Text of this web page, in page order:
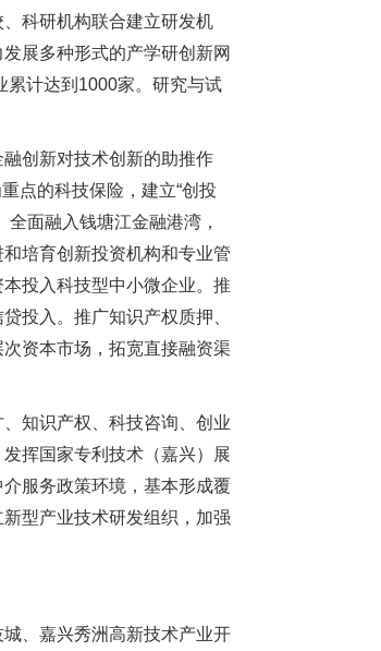
科研机构联合建立研发机
展多种形式的产学研创新网
累计达到1000家。研究与试
创新对技术创新的助推作
点的科技保险，建立“创投
面融入钱塘江金融港湾，
培育创新投资机构和专业管
投入科技型中小微企业。推
投入。推广知识产权质押、
资本市场，拓宽直接融资渠
知识产权、科技咨询、创业
挥国家专利技术（嘉兴）展
服务政策环境，基本形成覆
型产业技术研发组织，加强
、嘉兴秀洲高新技术产业开